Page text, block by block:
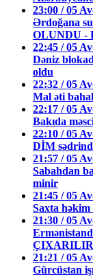
23:00 / 05
Ərdoğana
OLUNDU -
22:45 / 05
Dəniz
oldu
22:32 / 05
Mal əti
22:17 / 05
Bakıda
22:10 / 05
DİM
21:57 / 05
Sabahdan
minir
21:45 / 05
Saxta həkim
21:30 / 05
ÇIXARILIR
21:21 / 05
Gürcüstan